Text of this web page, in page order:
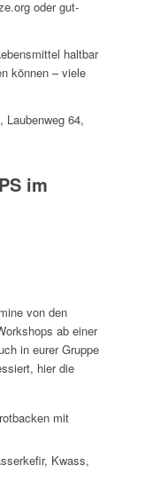
oder gut-
haltbar
können – viele
, Laubenweg 64,
im
von den
ab einer
in eurer Gruppe
hier die
mit
Kwass,